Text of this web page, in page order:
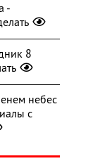
-
8
небес
с